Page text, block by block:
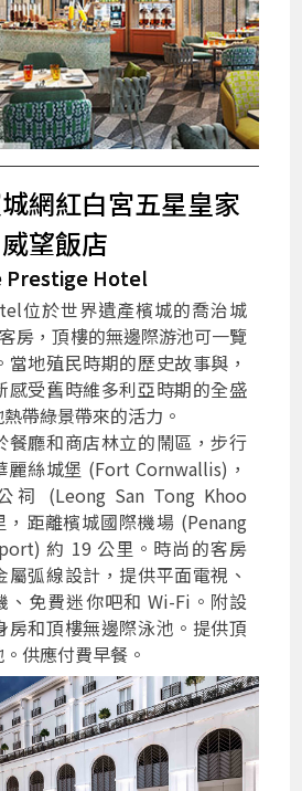
網紅白宮五星皇家
威望飯店
Prestige Hotel
位於世界遺產檳城的喬治城
房，頂樓的無邊際游池可一覽
地殖民時期的歷史故事與，
感受舊時維多利亞時期的全盛
帶綠景帶來的活力。
餐廳和商店林立的鬧區，步行
絲城堡 (Fort Cornwallis)，
祠 (Leong San Tong Khoo
距離檳城國際機場 (Penang
約 19 公里。時尚的客房
弧線設計，提供平面電視、
、免費迷你吧和 Wi-Fi。附設
房和頂樓無邊際泳池。提供頂
供應付費早餐。